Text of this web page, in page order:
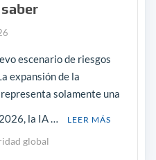
escenario de riesgos
expansión de la
solamente una
la IA …
LEER MÁS
global